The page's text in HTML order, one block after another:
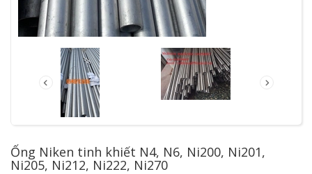
Ống Niken tinh khiết N4, N6, Ni200, Ni201,
Ni205, Ni212, Ni222, Ni270